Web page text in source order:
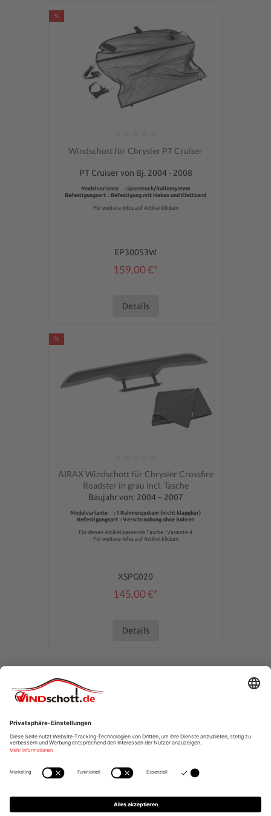
%
Durchschnittliche Bewertung von 0 von 5 Sternen
Windschott für Chrysler PT Cruiser
PT Cruiser von Bj. 2004 - 2008
Modelvariante : Spanntuch/Rollensystem
Befestigungsart : Befestigung mit Haken und Klettband
Für weitere Infos auf Artikel klicken
EP30053W
159,00 €*
Details
%
Durchschnittliche Bewertung von 0 von 5 Sternen
AIRAX Windschott für Chrysler Crossfire
Roadster in grau incl. Tasche
Baujahr von: 2004 – 2007
Modelvariante : 1 Rahmensystem (nicht klappbar)
Befestigungsart : Verschraubung ohne Bohren
Für diesen Artikel passende Tasche : Variante 4
Für weitere Infos auf Artikel klicken
XSPG020
145,00 €*
Details
SERVICE-HOTLINE
INFORMATIONEN